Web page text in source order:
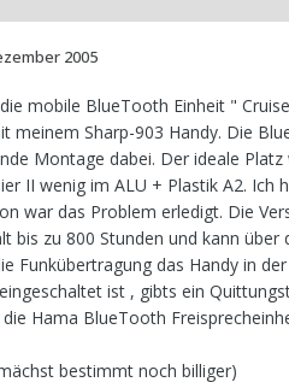
2005
mobile BlueTooth Einheit "
meinem Sharp-903 Handy. Die
Montage dabei. Der ideale
II wenig im ALU + Plastik A2.
war das Problem erledigt. Die
bis zu 800 Stunden und kann
Funkübertragung das Handy in
ist , gibts ein
Hama BlueTooth
bestimmt noch billiger)